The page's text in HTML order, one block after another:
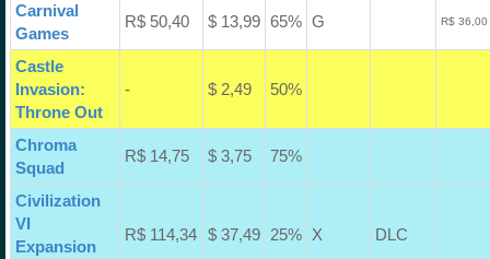
Carnival
Games
R$ 50,40 $ 13,99 65% G R$
Castle
Invasion:
Throne Out
- $ 2,49 50%
Chroma
Squad
R$ 14,75 $ 3,75 75%
Civilization
VI
Expansion
R$ 114,34 $ 37,49 25% X DLC